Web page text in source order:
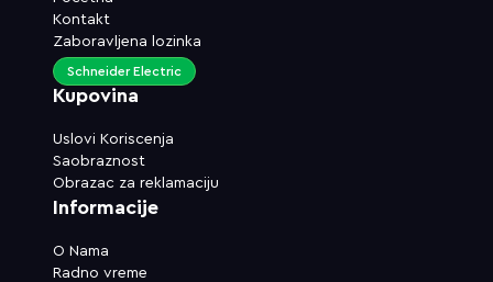
Kontakt
Zaboravljena lozinka
Kupovina
Uslovi Koriscenja
Saobraznost
Obrazac za reklamaciju
Schneider Electric
Informacije
O Nama
Radno vreme